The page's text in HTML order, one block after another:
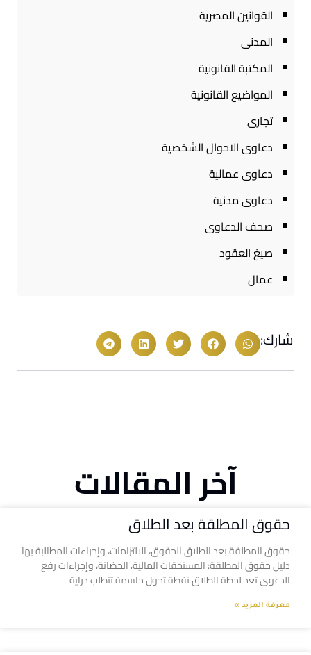
القوانين المصرية
المدنى
المكتبة القانونية
المواضيع القانونية
تجارى
دعاوى الاحوال الشخصية
دعاوى عمالية
دعاوى مدنية
صحف الدعاوى
صيغ العقود
عمال
شارك:
آخر المقالات
حقوق المطلقة بعد الطلاق
حقوق المطلقة بعد الطلاق الحقوق، الالتزامات، وإجراءات المطالبة بها
دليل حقوق المطلقة: المستحقات المالية، الحضانة، وإجراءات رفع
الدعوى تعد لحظة الطلاق نقطة تحول حاسمة تتطلب دراية
معرفة المزيد »